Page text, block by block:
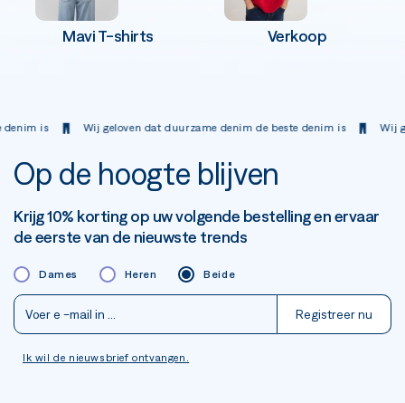
Mavi T-shirts Verkoop
is Wij geloven dat duurzame denim de beste denim is Wij
Op de hoogte blijven
Krijg 10% korting op uw volgende bestelling en ervaar
de eerste van de nieuwste trends
Dames Heren Beide
Registreer nu
Ik wil de nieuwsbrief ontvangen.